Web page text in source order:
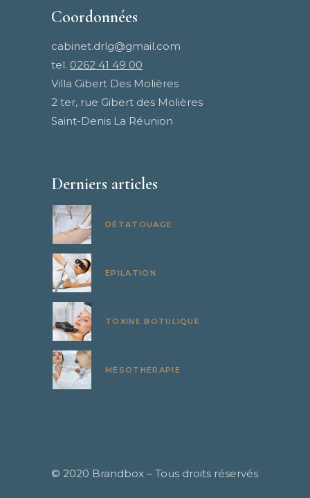
Coordonnées
cabinet.drlg@gmail.com
tel. 0262 41 49 00
Villa Gibert Des Molières
2 ter, rue Gibert des Molières
Saint-Denis La Réunion
Derniers articles
DÉTATOUAGE
EPILATION
TOXINE BOTULIQUE
MÉSOTHÉRAPIE
© 2020 Brandbox – Tous droits réservés